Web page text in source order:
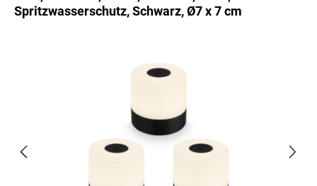
Spritzwasserschutz, Schwarz, Ø7 x 7 cm